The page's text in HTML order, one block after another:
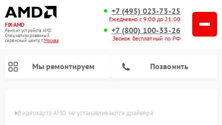
FIX-AMD
Ремонт устройств AMD
Специализированный
cервисный центр г.Москва
+7 (495) 023-73-25
Ежедневно с 9:00 до 21:00
+7 (800) 100-33-26
Звонок бесплатный по РФ
Мы ремонтируем Позвонить
Видеокарта AMD не устанавливаются драйвера